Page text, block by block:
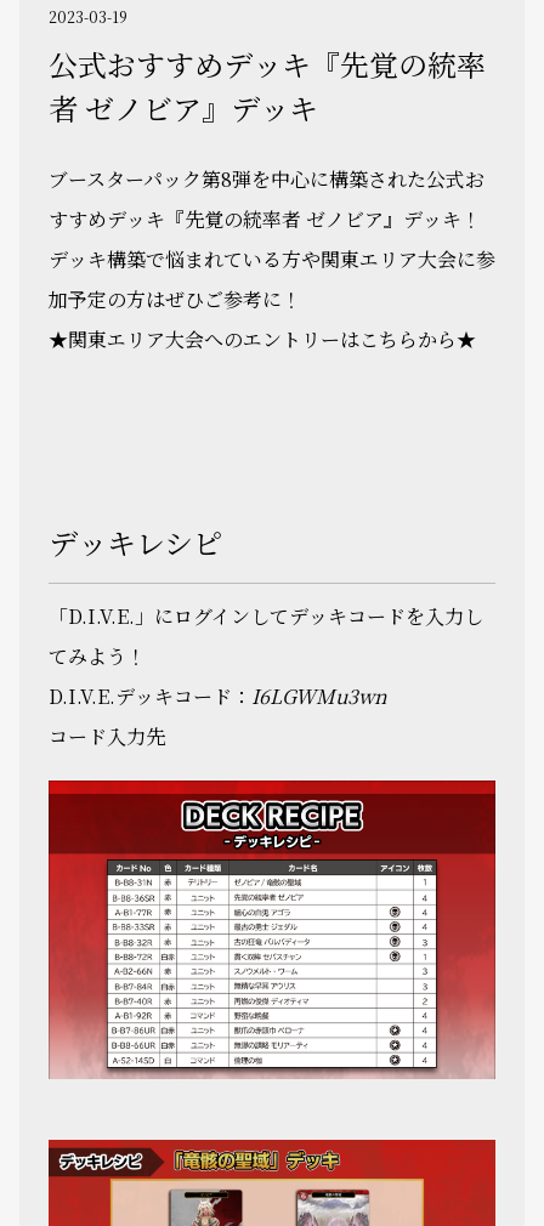
2023-03-19
公式おすすめデッキ『先覚の統率
者 ゼノビア』デッキ
ブースターパック第8弾を中心に構築された公式お
すすめデッキ『先覚の統率者 ゼノビア』デッキ！
デッキ構築で悩まれている方や関東エリア大会に参
加予定の方はぜひご参考に！
★関東エリア大会へのエントリーはこちらから★
デッキレシピ
「D.I.V.E.」にログインしてデッキコードを入力し
てみよう！
D.I.V.E.デッキコード： I6LGWMu3wn
コード入力先